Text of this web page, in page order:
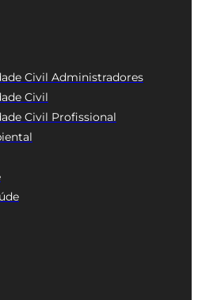
Civil Administradores
Civil
Civil Profissional